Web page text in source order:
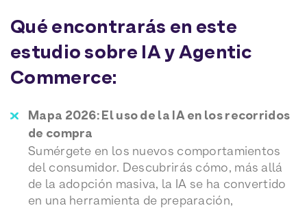
Qué encontrarás en este
estudio sobre IA y Agentic
Commerce:
Mapa 2026: El uso de la IA en los recorridos
de compra
Sumérgete en los nuevos comportamientos
del consumidor. Descubrirás cómo, más allá
de la adopción masiva, la IA se ha convertido
en una herramienta de preparación,